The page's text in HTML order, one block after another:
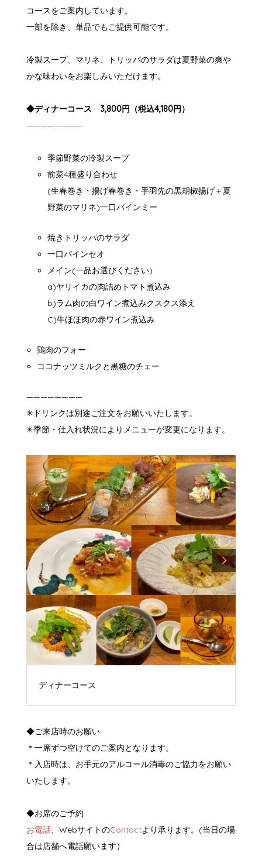
コースをご案内しています。
一部を除き、単品でもご提供可能です。
冷製スープ、マリネ、トリッパのサラダは夏野菜の爽や
かな味わいをお楽しみいただけます。
◆ディナーコース 3,800円（税込4,180円）
————————
季節野菜の冷製スープ
前菜4種盛り合わせ
(生春巻き・揚げ春巻き・手羽先の黒胡椒揚げ＋夏
野菜のマリネ)一口バインミー
焼きトリッパのサラダ
一口バインセオ
メイン(一品お選びください)
a)ヤリイカの肉詰めトマト煮込み
b)ラム肉の白ワイン煮込みクスクス添え
C)牛ほほ肉の赤ワイン煮込み
鶏肉のフォー
ココナッツミルクと黒糖のチェー
————————
✳︎ドリンクは別途ご注文をお願いいたします。
✳︎季節・仕入れ状況によりメニューが変更になります。

ディナーコース
◆ご来店時のお願い
＊一席ずつ空けてのご案内となります。
＊入店時は、お手元のアルコール消毒のご協力をお願い
いたします。
◆お席のご予約
お電話、WebサイトのContactより承ります。(当日の場
合は店舗へ電話願います）